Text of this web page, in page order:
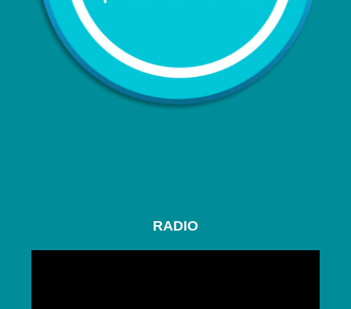
RADIO